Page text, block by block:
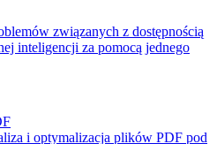
związanych z dostępnością
inteligencji za pomocą jednego
i optymalizacja plików PDF pod